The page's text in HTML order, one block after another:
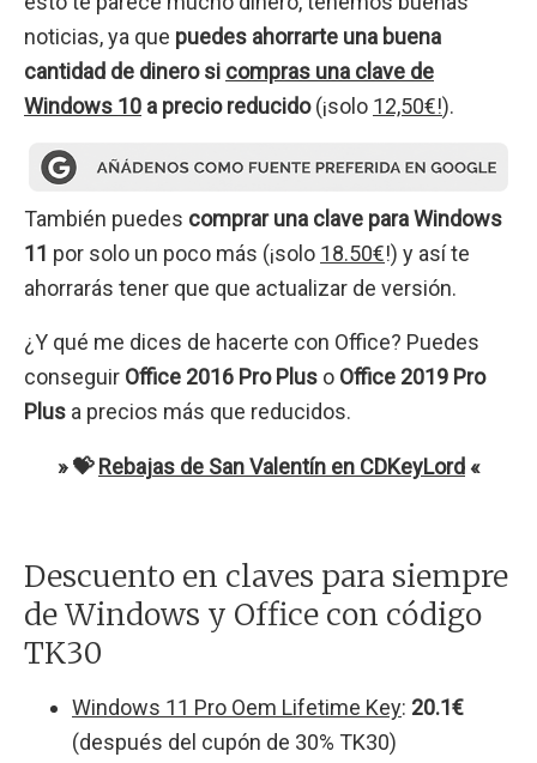
noticias, ya que puedes ahorrarte una buena
cantidad de dinero si compras una clave de
Windows 10 a precio reducido(¡solo 12,50€!).
También puedes comprar una clave para Windows
11 por solo un poco más (¡solo 18.50€!) y así te
ahorrarás tener que que actualizar de versión.
¿Y qué me dices de hacerte con Office? Puedes
conseguir Office 2016 Pro Plus o Office 2019 Pro
Plus a precios más que reducidos.
» 💝Rebajas de San Valentín en CDKeyLord«
Descuento en claves para siempre
de Windows y Office con código
TK30
Windows 11 Pro Oem Lifetime Key: 20.1€
(después del cupón de 30% TK30)